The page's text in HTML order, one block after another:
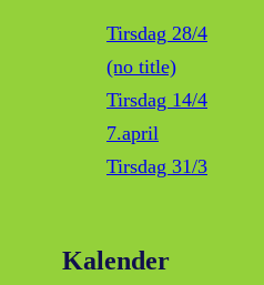
Tirsdag 28/4
(no title)
Tirsdag 14/4
7.april
Tirsdag 31/3
Kalender